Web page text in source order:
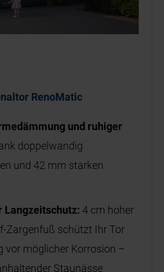
RenoMatic
und ruhiger
doppelwandig
und 42 mm starken
Langzeitschutz:4 cm hoher
Zargenfuß schützt Ihr Tor
vor möglicher Korrosion –
Staunässe